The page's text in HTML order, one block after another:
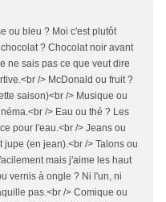
ou bleu ? Moi c'est plutôt
? Chocolat noir avant
ne sais pas ce que veut dire
/> McDonald ou fruit ?
saison)<br /> Musique ou
/> Eau ou thé ? Les
pour l'eau.<br /> Jeans ou
(en jean).<br /> Talons ou
mais j'aime les haut
vernis à ongle ? Ni l'un, ni
pas.<br /> Comique ou